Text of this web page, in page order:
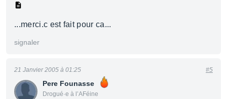
...merci.c est fait pour ca...
signaler
Pere Founasse
Drogué·e à l’AFéine
21 Janvier 2005 à 01:25 #5